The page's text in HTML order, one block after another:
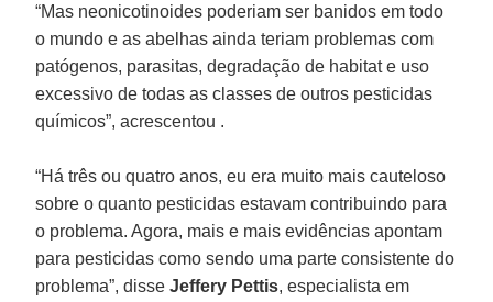
“Mas neonicotinoides poderiam ser banidos em todo
o mundo e as abelhas ainda teriam problemas com
patógenos, parasitas, degradação de habitat e uso
excessivo de todas as classes de outros pesticidas
químicos”, acrescentou .
“Há três ou quatro anos, eu era muito mais cauteloso
sobre o quanto pesticidas estavam contribuindo para
o problema. Agora, mais e mais evidências apontam
para pesticidas como sendo uma parte consistente do
problema”, disseJeffery Pettis, especialista em